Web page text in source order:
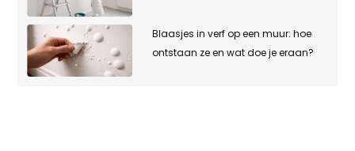
Blaasjes in verf op een muur: hoe
ontstaan ze en wat doe je eraan?